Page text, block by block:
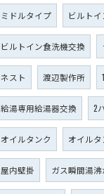
ミドルタイプ ビルト
ビルトイン食洗機交換
ネスト 渡辺製作所
給湯専用給湯器交換 2
オイルタンク オイル
屋内壁掛 ガス瞬間湯沸